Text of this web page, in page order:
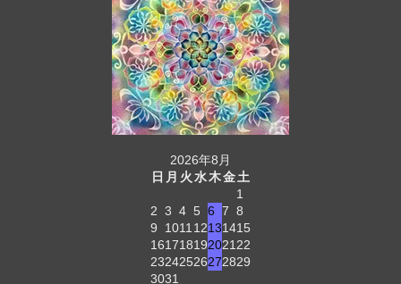
2026年8月
日 月 火水木金土
1
2 3 4 5 6 7 8
9
1011 12131415
161718192021 22
23242526272829
3031